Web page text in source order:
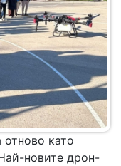
като
новите дрон-